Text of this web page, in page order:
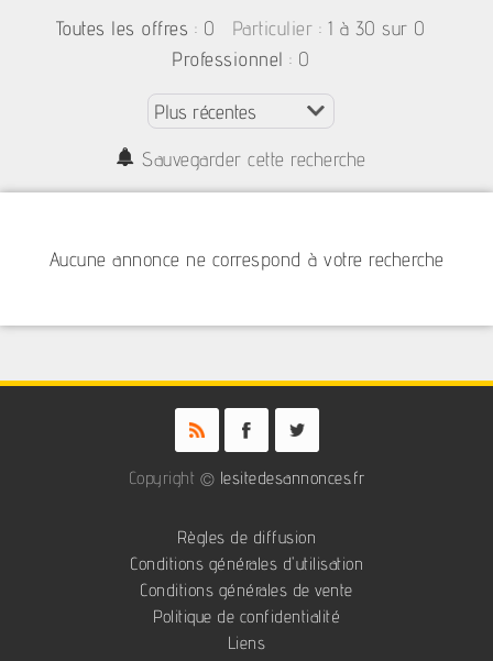
Toutes les offres : 0 Particulier : 1 à 30 sur 0
Professionnel : 0
Sauvegarder cette recherche
Aucune annonce ne correspond à votre recherche
Copyright © lesitedesannonces.fr
Règles de diffusion
Conditions générales d'utilisation
Conditions générales de vente
Politique de confidentialité
Liens